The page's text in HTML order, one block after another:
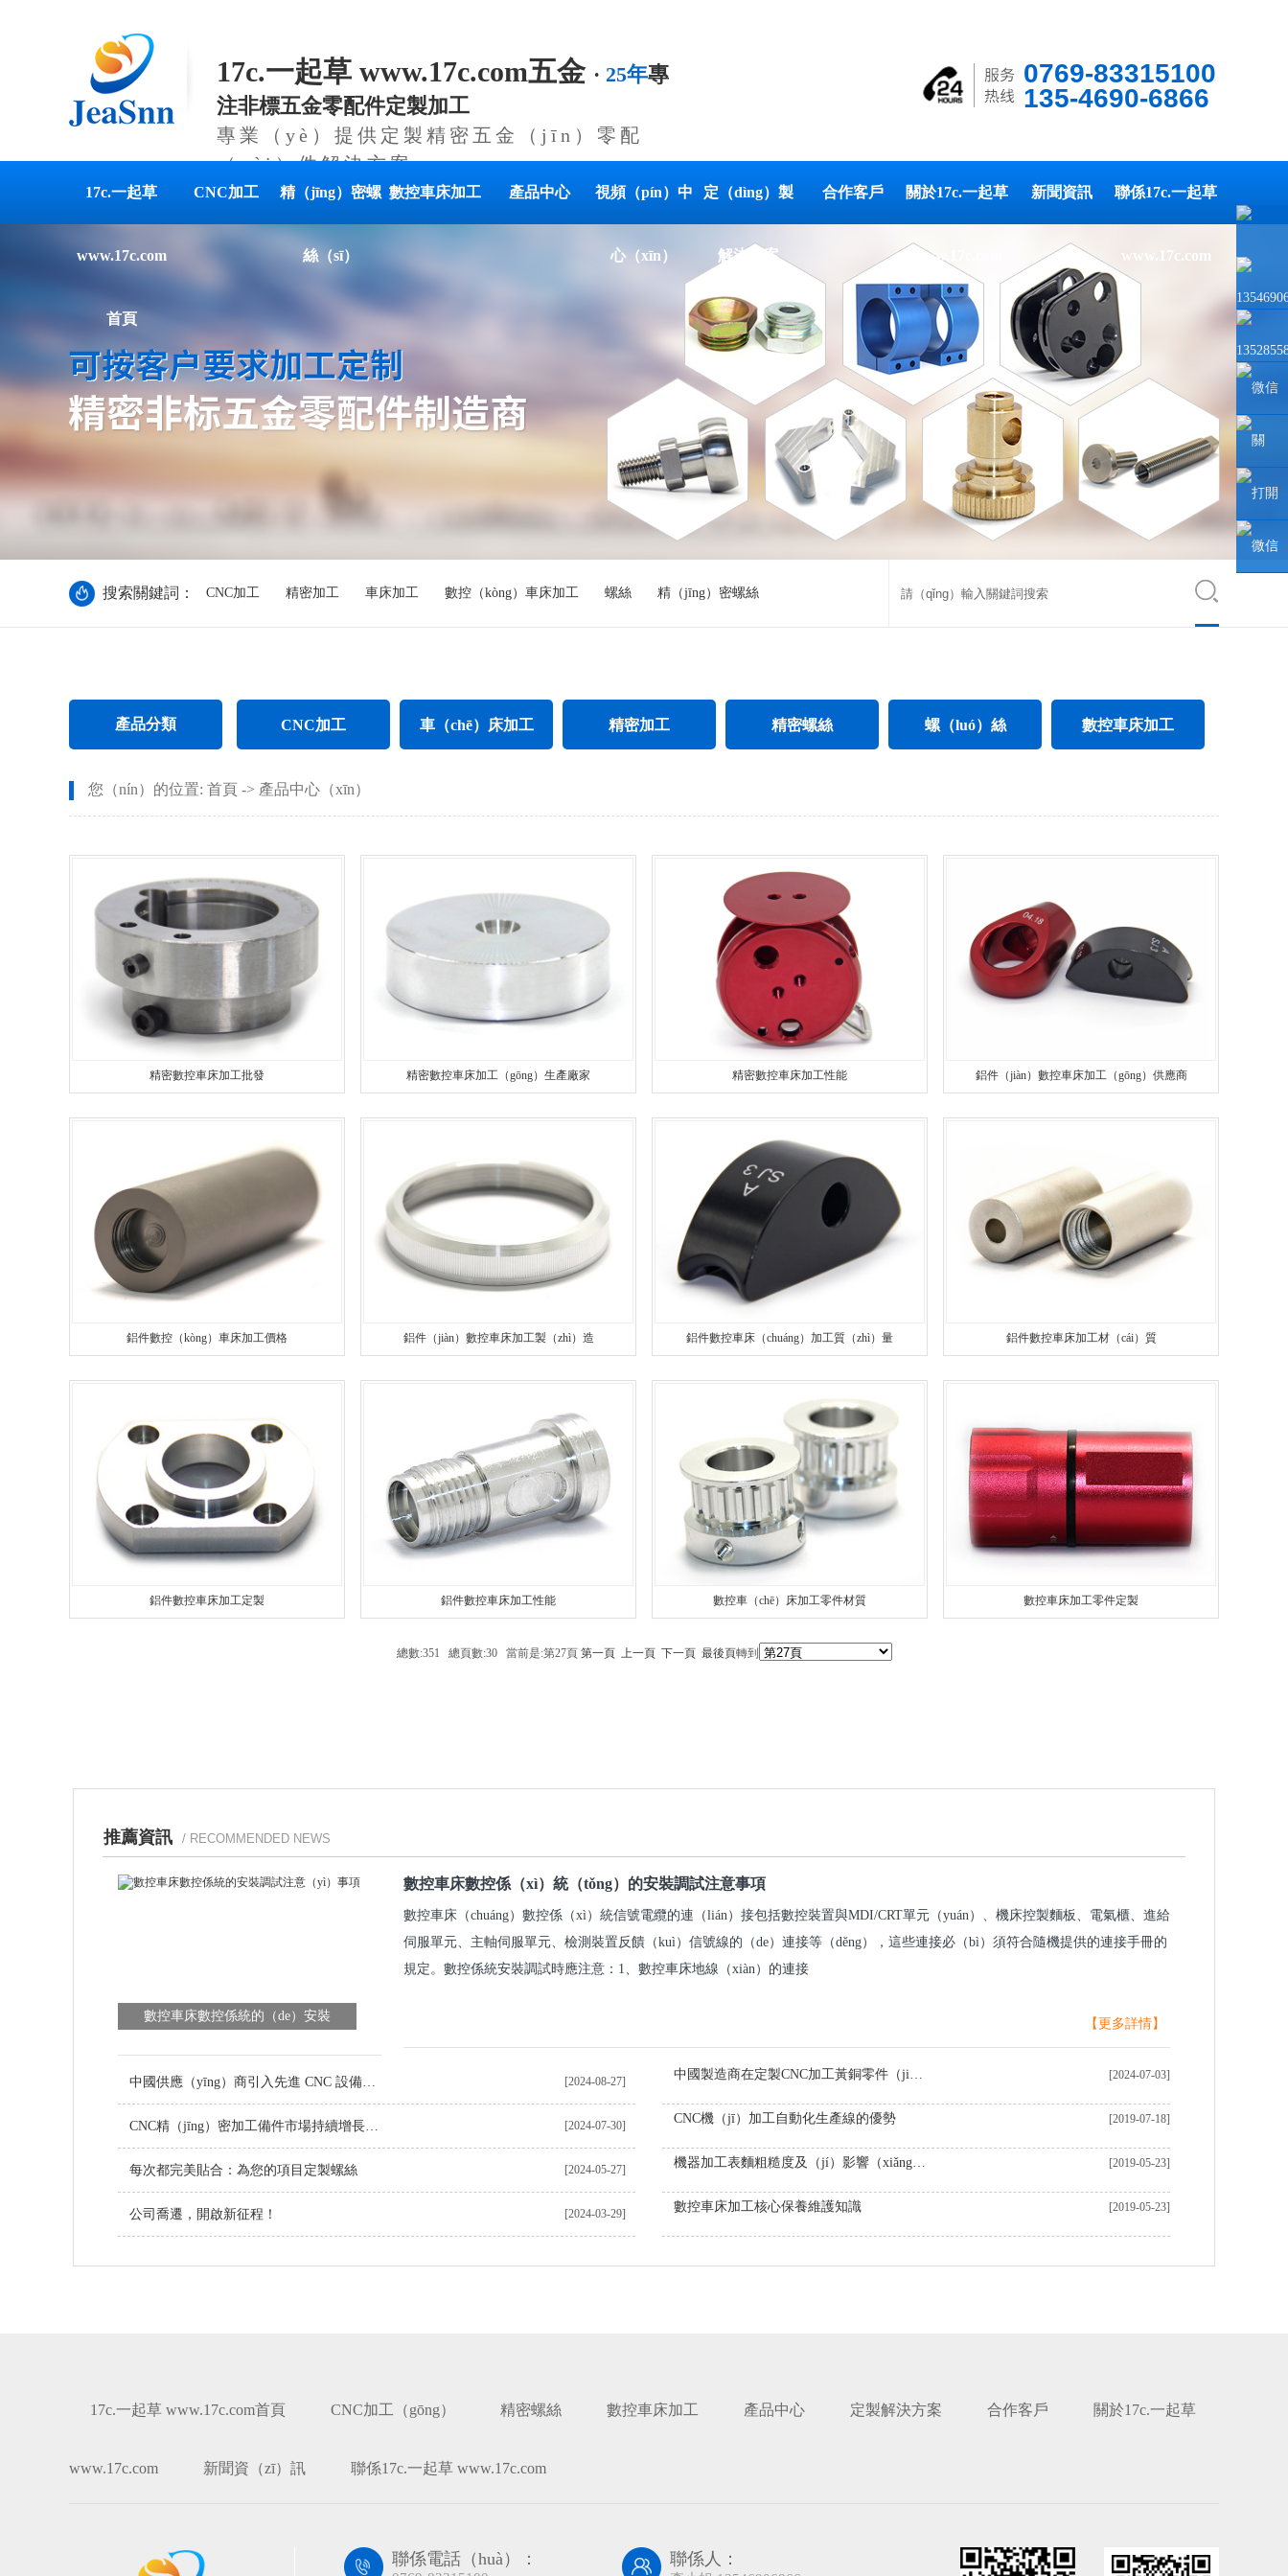
17c.一起草 www.17c.com五金 · 25年專
注非標五金零配件定製加工
專業（yè）提供定製精密五金（jīn）零配
（pèi）件解決方案
0769-83315100
135-4690-6866
17c.一起草
www.17c.com
首頁
CNC加工 精（jīng）密螺
絲（sī）
數控車床加工 產品中心 視頻（pín）中
心（xīn）
定（dìng）製
解決方案
合作客戶 關於17c.一起草
www.17c.com
新聞資訊 聯係17c.一起草
www.17c.com
搜索關鍵詞： CNC加工 精密加工 車床加工 數控（kòng）車床加工 螺絲 精（jīng）密螺絲
產品分類 CNC加工
CNC長軸加工
安全設（shè）備配件CNC加（jiā）工
不（bú）鏽鋼件CNC加（jiā）工
銅（tóng）件CNC加工
車（chē）床加工
螺母車床加工
螺柱車床加工
鋁件車床加工
精密加工
精密不鏽鋼件（jiàn）加工
精密車床加工
精密螺絲加工（gōng）
精密鋁件加（jiā）工
精密銅件加（jiā）工
精密螺絲
加長精密螺（luó）絲
鋁精密螺絲
台階精密螺絲
銅精密螺絲
異形精密螺絲
螺（luó）絲
電子螺（luó）絲
定製螺絲
精密螺絲
異（yì）形螺絲
數控車床加工
不鏽鋼件數（shù）控車床加工
精（jīng）密數控車床加工
數控車床加工零件
銅件數控（kòng）車床加工
您（nín）的位置: 首頁 -> 產品中心（xīn）
精密數控車床加工批發 精密數控車床加工（gōng）生產廠家 精密數控車床加工性能 鋁件（jiàn）數控車床加工（gōng）供應商
鋁件數控（kòng）車床加工價格 鋁件（jiàn）數控車床加工製（zhì）造 鋁件數控車床（chuáng）加工質（zhì）量 鋁件數控車床加工材（cái）質
鋁件數控車床加工定製 鋁件數控車床加工性能 數控車（chē）床加工零件材質 數控車床加工零件定製
總數:351 總頁數:30 當前是:第27頁 第一頁 上一頁 下一頁 最後頁轉到
推薦資訊 / RECOMMENDED NEWS
數控車床數控係統的（de）安裝
數控車床數控係（xì）統（tǒng）的安裝調試注意事項
數控車床（chuáng）數控係（xì）統信號電纜的連（lián）接包括數控裝置與MDI/CRT單元（yuán）、機床控製麵板、電氣櫃、進給
伺服單元、主軸伺服單元、檢測裝置反饋（kuì）信號線的（de）連接等（děng），這些連接必（bì）須符合隨機提供的連接手冊的
規定。數控係統安裝調試時應注意：1、數控車床地線（xiàn）的連接
【更多詳情】
中國供應（yīng）商引入先進 CNC 設備，提升定製金屬零件品質 [2024-08-27]
CNC精（jīng）密加工備件市場持續增長（zhǎng），技術創新引領（lǐng）行業（yè）未來 [2024-07-30]
每次都完美貼合：為您的項目定製螺絲 [2024-05-27]
公司喬遷，開啟新征程！ [2024-03-29]
中國製造商在定製CNC加工黃銅零件（jiàn）領域表現卓越 [2024-07-03]
CNC機（jī）加工自動化生產線的優勢 [2019-07-18]
機器加工表麵粗糙度及（jí）影響（xiǎng）表麵粗糙度的因素 [2019-05-23]
數控車床加工核心保養維護知識 [2019-05-23]
17c.一起草 www.17c.com首頁 CNC加工（gōng） 精密螺絲 數控車床加工 產品中心 定製解決方案 合作客戶 關於17c.一起草
www.17c.com 新聞資（zī）訊 聯係17c.一起草 www.17c.com
聯係電話（huà）： 聯係人：
微信
聯係人
關
（guān）
注微信
打開
手機網
微信